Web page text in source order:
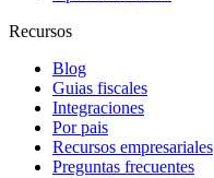
Recursos
Blog
Guias fiscales
Integraciones
Por pais
Recursos empresariales
Preguntas frecuentes